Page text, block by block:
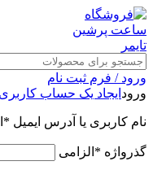
ورود / فرم ثبت نام
ورود ایجاد یک حساب
نام کاربری یا آدرس ایمیل *
گذرواژه * الزامی